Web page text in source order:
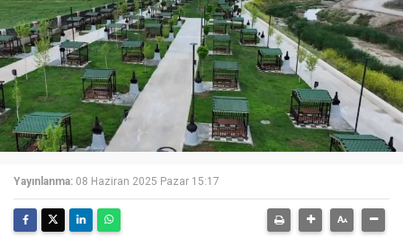
Yayınlanma: 08 Haziran 2025 Pazar 15:17